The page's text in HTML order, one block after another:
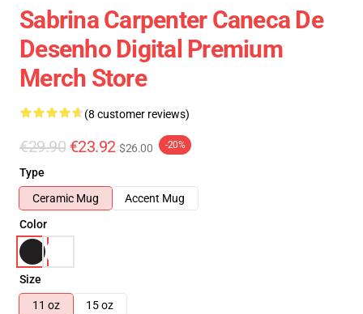
Sabrina Carpenter Caneca De
Desenho Digital Premium
Merch Store
(8 customer reviews)
€29.90 €23.92 $26.00 -20%
Type
Ceramic Mug
Accent Mug
Color
Size
11 oz
15 oz